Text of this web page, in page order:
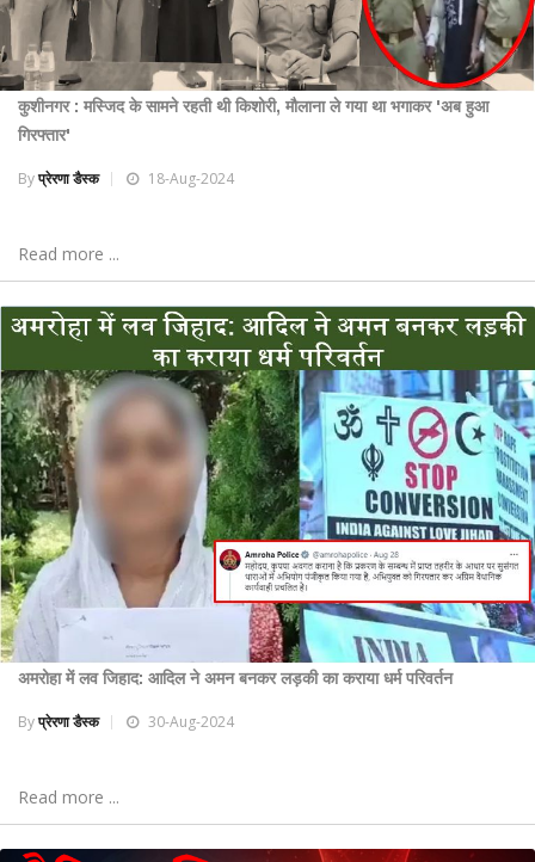
कुशीनगर : मस्जिद के सामने रहती थी किशोरी, मौलाना ले गया था भगाकर 'अब हुआ
गिरफ्तार'
Byप्रेरणा डैस्क 18-Aug-2024
Read more ...
अमरोहा में लव जिहाद: आदिल ने अमन बनकर लड़की का कराया धर्म परिवर्तन
Byप्रेरणा डैस्क 30-Aug-2024
Read more ...